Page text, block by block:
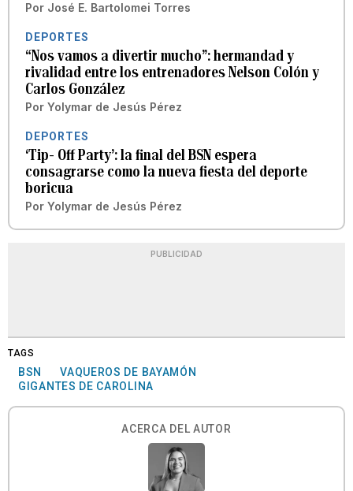
Por José E. Bartolomei Torres
DEPORTES
“Nos vamos a divertir mucho”: hermandad y
rivalidad entre los entrenadores Nelson Colón y
Carlos González
Por Yolymar de Jesús Pérez
DEPORTES
‘Tip- Off Party’: la final del BSN espera
consagrarse como la nueva fiesta del deporte
boricua
Por Yolymar de Jesús Pérez
PUBLICIDAD
TAGS
BSN
VAQUEROS DE BAYAMÓN
GIGANTES DE CAROLINA
ACERCA DEL AUTOR